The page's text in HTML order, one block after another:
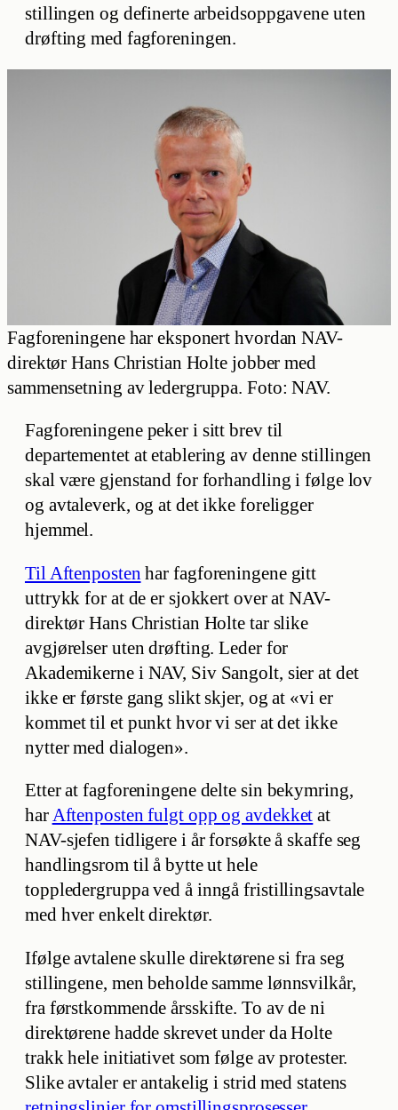
stillingen og definerte arbeidsoppgavene uten
drøfting med fagforeningen.
Fagforeningene har eksponert hvordan NAV-
direktør Hans Christian Holte jobber med
sammensetning av ledergruppa. Foto: NAV.
Fagforeningene peker i sitt brev til
departementet at etablering av denne stillingen
skal være gjenstand for forhandling i følge lov
og avtaleverk, og at det ikke foreligger
hjemmel.
Til Aftenposten har fagforeningene gitt
uttrykk for at de er sjokkert over at NAV-
direktør Hans Christian Holte tar slike
avgjørelser uten drøfting. Leder for
Akademikerne i NAV, Siv Sangolt, sier at det
ikke er første gang slikt skjer, og at «vi er
kommet til et punkt hvor vi ser at det ikke
nytter med dialogen».
Etter at fagforeningene delte sin bekymring,
harAftenposten fulgt opp og avdekket at
NAV-sjefen tidligere i år forsøkte å skaffe seg
handlingsrom til å bytte ut hele
toppledergruppa ved å inngå fristillingsavtale
med hver enkelt direktør.
Ifølge avtalene skulle direktørene si fra seg
stillingene, men beholde samme lønnsvilkår,
fra førstkommende årsskifte. To av de ni
direktørene hadde skrevet under da Holte
trakk hele initiativet som følge av protester.
Slike avtaler er antakelig i strid med statens